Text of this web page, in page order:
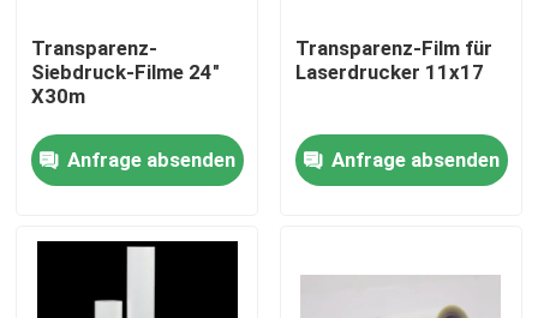
Startseite
Über uns
Transparenz-
Siebdruck-Filme 24"
X30m
Anfrage absenden
Transparenz-Film für
Laserdrucker 11x17
Anfrage absenden